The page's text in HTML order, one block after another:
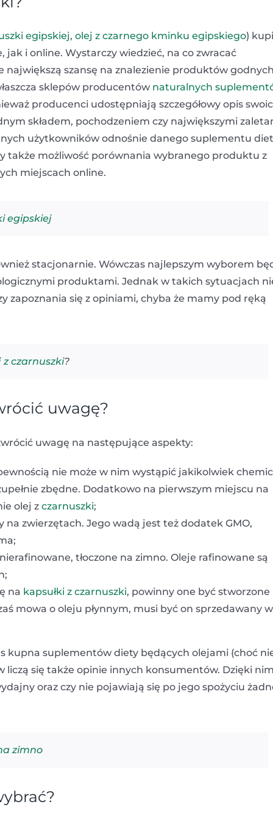
egipskiej, olej z czarnego kminku egipskiego)
i online. Wystarczy wiedzieć, na co zwracać
największą szansę na znalezienie produktów
sklepów producentów naturalnych
producenci udostępniają szczegółowy opis
składem, pochodzeniem czy największymi
użytkowników odnośnie danego suplementu
także możliwość porównania wybranego produktu z
miejscach online.
egipskiej
stacjonarnie. Wówczas najlepszym wyborem
produktami. Jednak w takich sytuacjach
się z opiniami, chyba że mamy pod ręką
czarnuszki?
uwagę?
uwagę na następujące aspekty:
nie może w nim wystąpić jakikolwiek
zbędne. Dodatkowo na pierwszym miejscu na
olej z czarnuszki;
zwierzętach. Jego wadą jest też dodatek GMO,
tłoczone na zimno. Oleje rafinowane są
na kapsułki z czarnuszki, powinny one być stworzone
mowa o oleju płynnym, musi być on sprzedawany w
kupna suplementów diety będących olejami (choć
liczą się także opinie innych konsumentów. Dzięki
oraz czy nie pojawiają się po jego spożyciu
zimno